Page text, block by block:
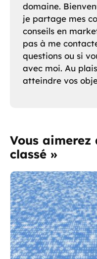
domaine.
je partage mes
conseils en
pas à me
questions ou si
avec moi. Au
atteindre vos
Vous aimerez
classé »